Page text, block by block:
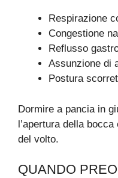
Respirazione
Congestione
Reflusso
Assunzione di
Postura
Dormire a pancia in
l’apertura della
del volto.
QUANDO